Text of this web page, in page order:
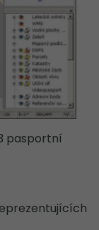
pasportní